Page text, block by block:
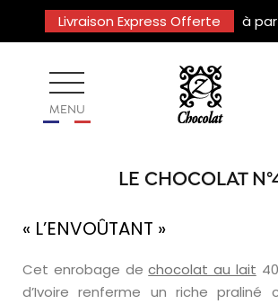
Livraison Express Offerte à
MENU
LE CHOCOLAT
« L’ENVOÛTANT »
Cet enrobage dechocolat au lait
d’Ivoire renferme un riche praliné